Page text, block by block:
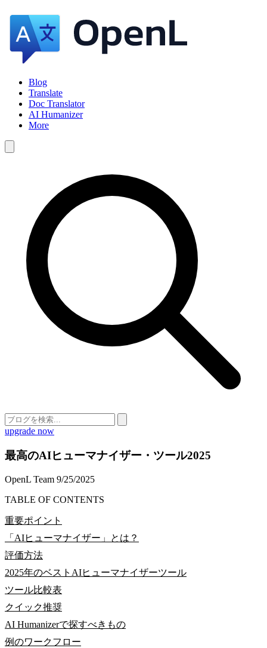
Blog
Translate
Doc Translator
AI Humanizer
More
upgrade now
最高のAIヒューマナイザー・ツール2025
OpenL Team 9/25/2025
TABLE OF CONTENTS
重要ポイント
「AIヒューマナイザー」とは？
評価方法
2025年のベストAIヒューマナイザーツール
ツール比較表
クイック推奨
AI Humanizerで探すべきもの
例のワークフロー